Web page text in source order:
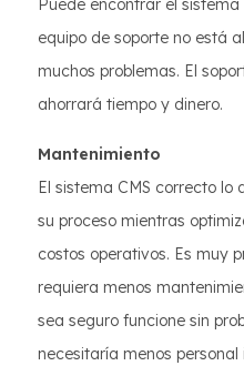
Puede encontrar el
equipo de soporte no está
muchos problemas. El
ahorrará tiempo y dinero.
Mantenimiento
El sistema CMS correcto
su proceso mientras
costos operativos. Es muy
requiera menos
sea seguro funcione sin
necesitaría menos